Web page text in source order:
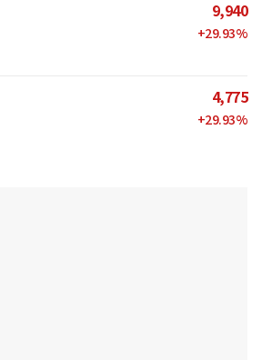
9,940
+29.93%
4,775
+29.93%